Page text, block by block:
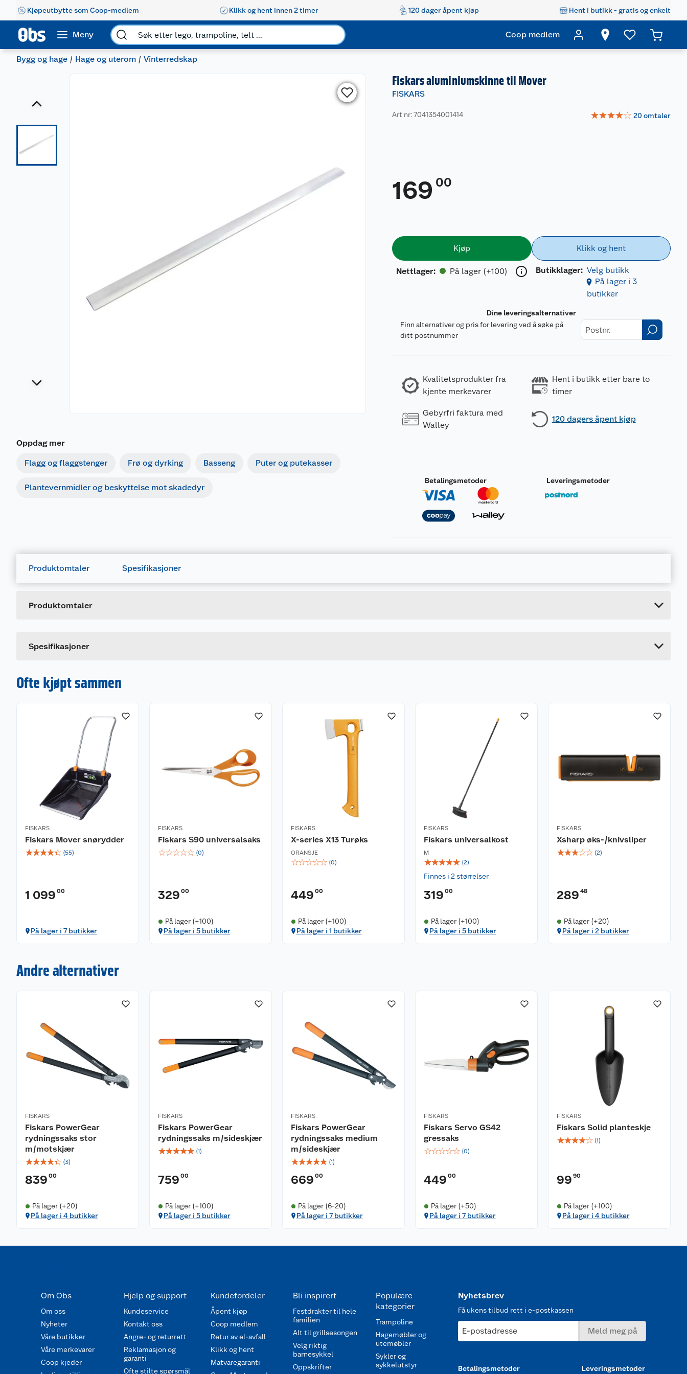
Kjøpeutbytte som Coop-medlem Klikk og hent innen 2 timer 120 dager åpent kjøp Hent i butikk - gratis og enkelt
Meny Coop medlem
Bygg og hage Hage og uterom Vinterredskap
Oppdag mer
Flagg og flaggstenger Frø og dyrking Basseng Puter og putekasser
Plantevernmidler og beskyttelse mot skadedyr
Fiskars aluminiumskinne til Mover
FISKARS
Art nr: 7041354001414 ☆☆☆☆☆ 20omtaler
169 00
Kjøp
Nettlager: På lager (+100)
Klikk og hent
Butikklager: Velg butikk
På lager i 3
butikker
Dine leveringsalternativer
Finn alternativer og pris for levering ved å søke på
ditt postnummer
Kvalitetsprodukter fra
kjente merkevarer
Hent i butikk etter bare to
timer
Gebyrfri faktura med
Walley
120 dagers åpent kjøp
Betalingsmetoder Leveringsmetoder
Produktomtaler Spesifikasjoner
Produktomtaler
Spesifikasjoner
Generelt
Artikkelnummer
7041354001414
Leverandørens artikkelnummer
Bruttovekt
0.18 kg
Ofte kjøpt sammen
FISKARS
Fiskars Mover snørydder
☆☆☆☆☆ (55)
1 099 00
På lager i 7 butikker
FISKARS
Fiskars S90 universalsaks
☆☆☆☆☆ (0)
329 00
På lager (+100)
På lager i 5 butikker
FISKARS
X-series X13 Turøks
ORANSJE
☆☆☆☆☆ (0)
449 00
På lager (+100)
På lager i 1 butikker
FISKARS
Fiskars universalkost
M
☆☆☆☆☆ (2)
Finnes i 2 størrelser
319 00
På lager (+100)
På lager i 5 butikker
FISKARS
Xsharp øks-/knivsliper
☆☆☆☆☆ (2)
289 48
På lager (+20)
På lager i 2 butikker
Andre alternativer
FISKARS
Fiskars PowerGear
rydningssaks stor
m/motskjær
☆☆☆☆☆ (3)
839 00
På lager (+20)
På lager i 4 butikker
FISKARS
Fiskars PowerGear
rydningssaks m/sideskjær
☆☆☆☆☆ (1)
759 00
På lager (+100)
På lager i 5 butikker
FISKARS
Fiskars PowerGear
rydningssaks medium
m/sideskjær
☆☆☆☆☆ (1)
669 00
På lager (6-20)
På lager i 7 butikker
FISKARS
Fiskars Servo GS42
gressaks
☆☆☆☆☆ (0)
449 00
På lager (+50)
På lager i 7 butikker
FISKARS
Fiskars Solid planteskje
☆☆☆☆☆ (1)
99 90
På lager (+100)
På lager i 4 butikker
Om Obs
Om oss
Nyheter
Våre butikker
Våre merkevarer
Coop kjeder
Hjelp og support
Kundeservice
Kontakt oss
Angre- og returrett
Reklamasjon og
garanti
Ofte stilte spørsmål
Kundefordeler
Åpent kjøp
Coop medlem
Retur av el-avfall
Klikk og hent
Matvaregaranti
Bli inspirert
Festdrakter til hele
familien
Alt til grillsesongen
Velg riktig
barnesykkel
Oppskrifter
Populære
kategorier
Trampoline
Hagemøbler og
utemøbler
Sykler og
sykkelutstyr
Nyhetsbrev
Få ukens tilbud rett i e-postkassen
E-postadresse Meld meg på
Betalingsmetoder Leveringsmetoder